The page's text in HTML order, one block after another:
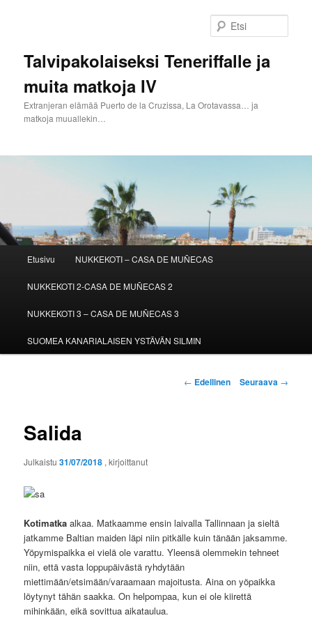
Talvipakolaiseksi Teneriffalle ja
muita matkoja IV
Extranjeran elämää Puerto de la Cruzissa, La Orotavassa… ja
matkoja muuallekin…
Etusivu NUKKEKOTI – CASA DE MUÑECAS
NUKKEKOTI 2-CASA DE MUÑECAS 2
NUKKEKOTI 3 – CASA DE MUÑECAS 3
SUOMEA KANARIALAISEN YSTÄVÄN SILMIN
Artikkelien
← Edellinen Seuraava →
Salida
Julkaistu31/07/2018 , kirjoittanut
Kotimatka alkaa. Matkaamme ensin laivalla Tallinnaan ja sieltä
jatkamme Baltian maiden läpi niin pitkälle kuin tänään jaksamme.
Yöpymispaikka ei vielä ole varattu. Yleensä olemmekin tehneet
niin, että vasta loppupäivästä ryhdytään
miettimään/etsimään/varaamaan majoitusta. Aina on yöpaikka
löytynyt tähän saakka. On helpompaa, kun ei ole kiirettä
mihinkään, eikä sovittua aikataulua.